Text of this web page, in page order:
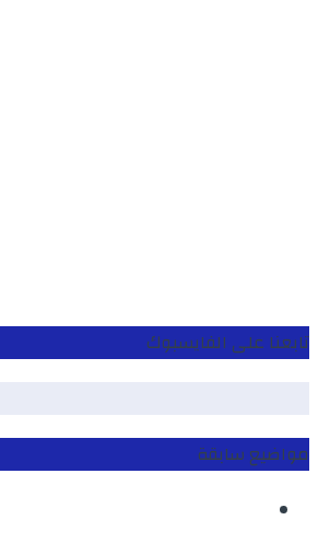
تابعنا على الفايسبوك
مواضيع سابقة